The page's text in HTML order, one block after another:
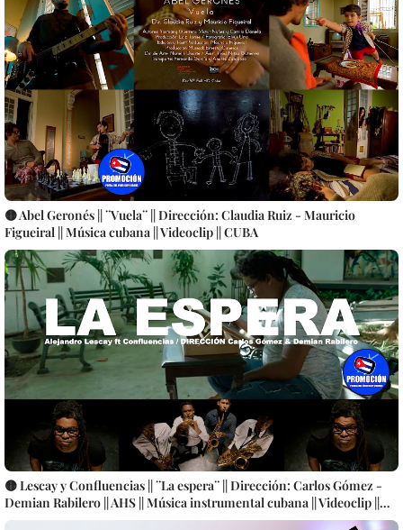
🟡 Abel Geronés || ¨Vuela¨ || Dirección: Claudia Ruiz - Mauricio
Figueiral || Música cubana || Videoclip || CUBA
🟡 Lescay y Confluencias || ¨La espera¨ || Dirección: Carlos Gómez -
Demian Rabilero || AHS || Música instrumental cubana || Videoclip ||
CUBA